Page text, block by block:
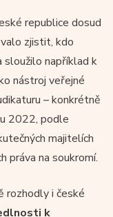
republice dosud
zjistit, kdo
například k
nástroj veřejné
– konkrétně
2022, podle
majitelích
práva na soukromí.
rozhodly i české
k